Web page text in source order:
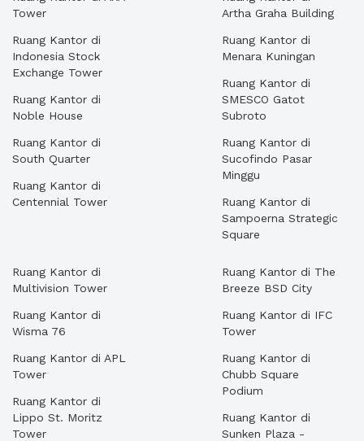
Tower
Ruang Kantor di
Indonesia Stock
Exchange Tower
Ruang Kantor di
Noble House
Ruang Kantor di
South Quarter
Ruang Kantor di
Centennial Tower
Artha Graha Building
Ruang Kantor di
Menara Kuningan
Ruang Kantor di
SMESCO Gatot
Subroto
Ruang Kantor di
Sucofindo Pasar
Minggu
Ruang Kantor di
Sampoerna Strategic
Square
Ruang Kantor di
Multivision Tower
Ruang Kantor di
Wisma 76
Ruang Kantor di APL
Tower
Ruang Kantor di
Lippo St. Moritz
Tower
Ruang Kantor di The
Breeze BSD City
Ruang Kantor di IFC
Tower
Ruang Kantor di
Chubb Square
Podium
Ruang Kantor di
Sunken Plaza -